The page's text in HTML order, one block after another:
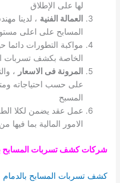
لها على الإطلاق
العمالة الفنية ، لدينا
المسابح على اعلى
مواكبة التطورات دائما
الخاصة بكشف تسربات
المرونة فى الاسعار ،
على حسب احتياجاته
المسبح
عمل عقد يضمن لكلا
الامور المالية بما فيها
شركات كشف تسربات المسابح
كشف تسربات المسابح بالدمام